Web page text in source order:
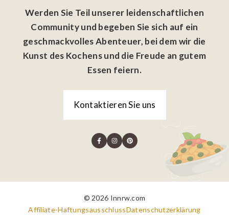
Werden Sie Teil unserer leidenschaftlichen
Community und begeben Sie sich auf ein
geschmackvolles Abenteuer, bei dem wir die
Kunst des Kochens und die Freude an gutem
Essen feiern.
Kontaktieren Sie uns
© 2026 Innrw.com
Affiliate-HaftungsausschlussDatenschutzerklärung